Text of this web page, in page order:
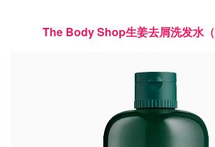
The Body Shop生姜去屑洗发水（